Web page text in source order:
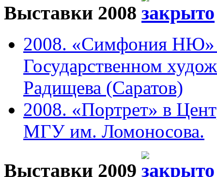
Выставки 2008
2008. «Симфония НЮ»
Государственном
Радищева (Саратов)
2008. «Портрет» в
МГУ им. Ломоносова.
Выставки 2009